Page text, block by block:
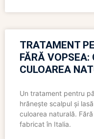
TRATAMENT
FĂRĂ VOPSEA:
CULOAREA
Un tratament pentru
hrănește scalpul și
culoarea naturală.
fabricat în Italia.